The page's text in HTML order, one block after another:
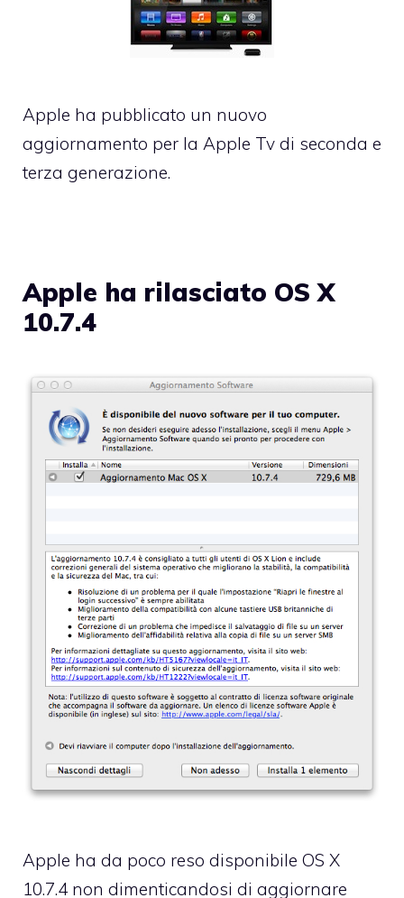
Apple ha pubblicato un nuovo
aggiornamento per la Apple Tv di seconda e
terza generazione.
Apple ha rilasciato OS X
10.7.4
Apple ha da poco reso disponibile OS X
10.7.4 non dimenticandosi di aggiornare